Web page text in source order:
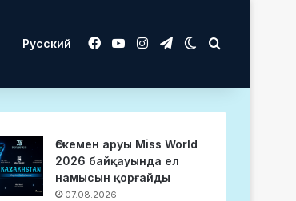
Русский Facebook
YouTubeInstagram
TelegramSwitch skin
Өскемен аруы Miss World
2026 байқауында ел
намысын қорғайды
07.08.2026